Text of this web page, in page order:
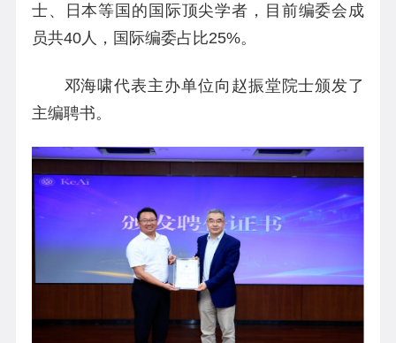
士、日本等国的国际顶尖学者，目前编委会成
员共40人，国际编委占比25%。
邓海啸代表主办单位向赵振堂院士颁发了
主编聘书。